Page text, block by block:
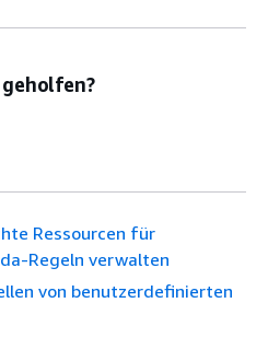
Ressourcen für
Regeln verwalten
von benutzerdefinierten